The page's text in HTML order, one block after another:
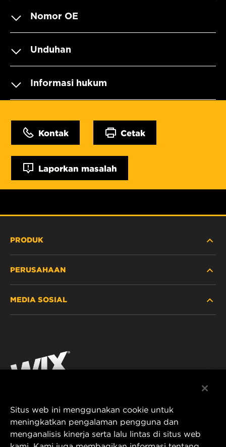
Nomor OE
Unduhan
Informasi hukum
Kontak Cetak
Laporkan masalah
PRODUK
MOBIL PENUMPANG DAN TRUK
PRODUK UNTUK BALAP
PERUSAHAAN
KONTAK
PRIVASI DATA
PEMBERITAHUAN LEGAL
MEDIA SOSIAL
Instagram
PT MANN AND HUMMEL Filtration Indonesia
Puri Indah Financial Tower, Unit 107
Situs web ini menggunakan cookie untuk
meningkatkan pengalaman pengguna dan
menganalisis kinerja serta lalu lintas di situs web